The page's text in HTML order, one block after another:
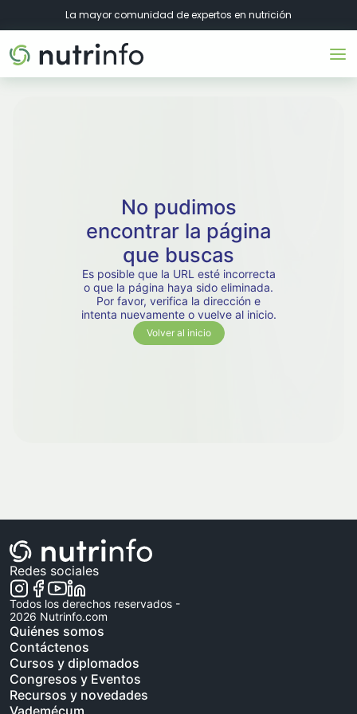
La mayor comunidad de expertos en nutrición
No pudimos
encontrar la página
que buscas
Es posible que la URL esté incorrecta
o que la página haya sido eliminada.
Por favor, verifica la dirección e
intenta nuevamente o vuelve al inicio.
Volver al inicio
Redes sociales
Todos los derechos reservados -
2026 Nutrinfo.com
Quiénes somos
Contáctenos
Cursos y diplomados
Congresos y Eventos
Recursos y novedades
Vademécum